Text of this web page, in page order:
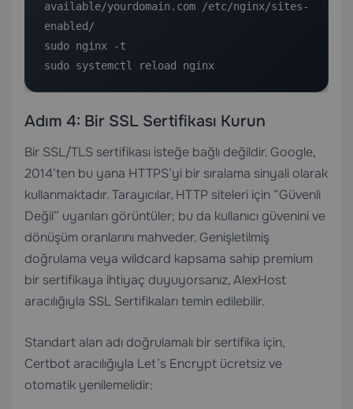
available/yourdomain.com /etc/nginx/sites-
enabled/
sudo nginx -t
sudo systemctl reload nginx
Adım 4: Bir SSL Sertifikası Kurun
Bir SSL/TLS sertifikası isteğe bağlı değildir. Google,
2014’ten bu yana HTTPS’yi bir sıralama sinyali olarak
kullanmaktadır. Tarayıcılar, HTTP siteleri için “Güvenli
Değil” uyarıları görüntüler; bu da kullanıcı güvenini ve
dönüşüm oranlarını mahveder. Genişletilmiş
doğrulama veya wildcard kapsama sahip premium
bir sertifikaya ihtiyaç duyuyorsanız, AlexHost
aracılığıyla SSL Sertifikaları temin edilebilir.
Standart alan adı doğrulamalı bir sertifika için,
Certbot aracılığıyla Let’s Encrypt ücretsiz ve
otomatik yenilemelidir: